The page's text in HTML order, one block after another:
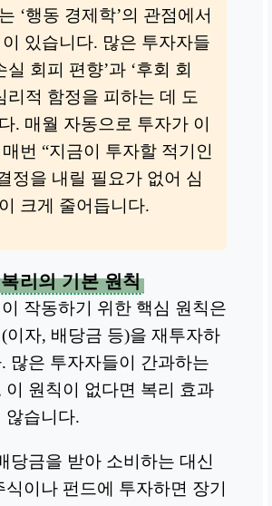
‘행동 경제학’의 관점에서
있습니다. 많은 투자자들
실 회피 편향’과 ‘후회 회
리적 함정을 피하는 데 도
. 매월 자동으로 투자가 이
번 “지금이 투자할 적기인
정을 내릴 필요가 없어 심
크게 줄어듭니다.
리의 기본 원칙
작동하기 위한 핵심 원칙은
이자, 배당금 등)을 재투자하
많은 투자자들이 간과하는
이 원칙이 없다면 복리 효과
않습니다.
당금을 받아 소비하는 대신
이나 펀드에 투자하면 장기